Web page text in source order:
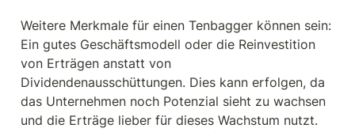
Weitere Merkmale für einen Tenbagger können sein:
Ein gutes Geschäftsmodell oder die Reinvestition
von Erträgen anstatt von
Dividendenausschüttungen. Dies kann erfolgen, da
das Unternehmen noch Potenzial sieht zu wachsen
und die Erträge lieber für dieses Wachstum nutzt.